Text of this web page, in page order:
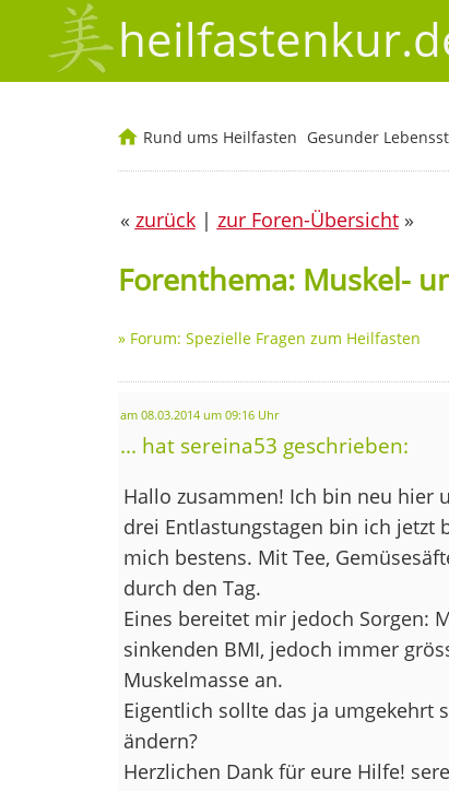
Rund ums Heilfasten Gesunder
« zurück| zur Foren-Übersicht»
Forenthema: Muskel-
» Forum: Spezielle Fragen zum Heilfasten
am 08.03.2014 um 09:16 Uhr
... hat sereina53 geschrieben:
Hallo zusammen! Ich bin neu hier
drei Entlastungstagen bin ich jetzt
mich bestens. Mit Tee,
durch den Tag.
Eines bereitet mir jedoch Sorgen:
sinkenden BMI, jedoch immer
Muskelmasse an.
Eigentlich sollte das ja umgekehrt
ändern?
Herzlichen Dank für eure Hilfe!